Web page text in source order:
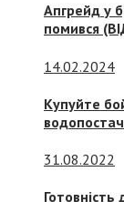
Апгрейд у
помився
14.02.2024
Купуйте
31.08.2022